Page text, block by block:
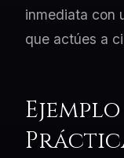
inmediata con
que actúes a